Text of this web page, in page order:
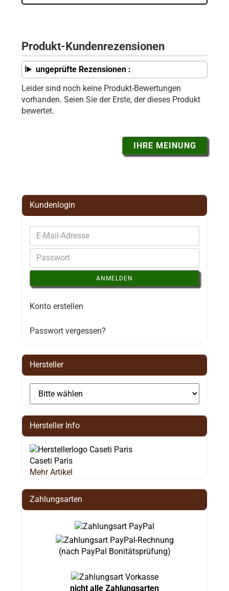
Produkt-Kundenrezensionen
ungeprüfte Rezensionen :
Leider sind noch keine Produkt-Bewertungen
vorhanden. Seien Sie der Erste, der dieses Produkt
bewertet.
IHRE MEINUNG
Kundenlogin
ANMELDEN
Konto erstellen
Passwort vergessen?
Hersteller
Hersteller Info
Caseti Paris
Mehr Artikel
Zahlungsarten
(nach PayPal Bonitätsprüfung)
nicht alle Zahlungsarten